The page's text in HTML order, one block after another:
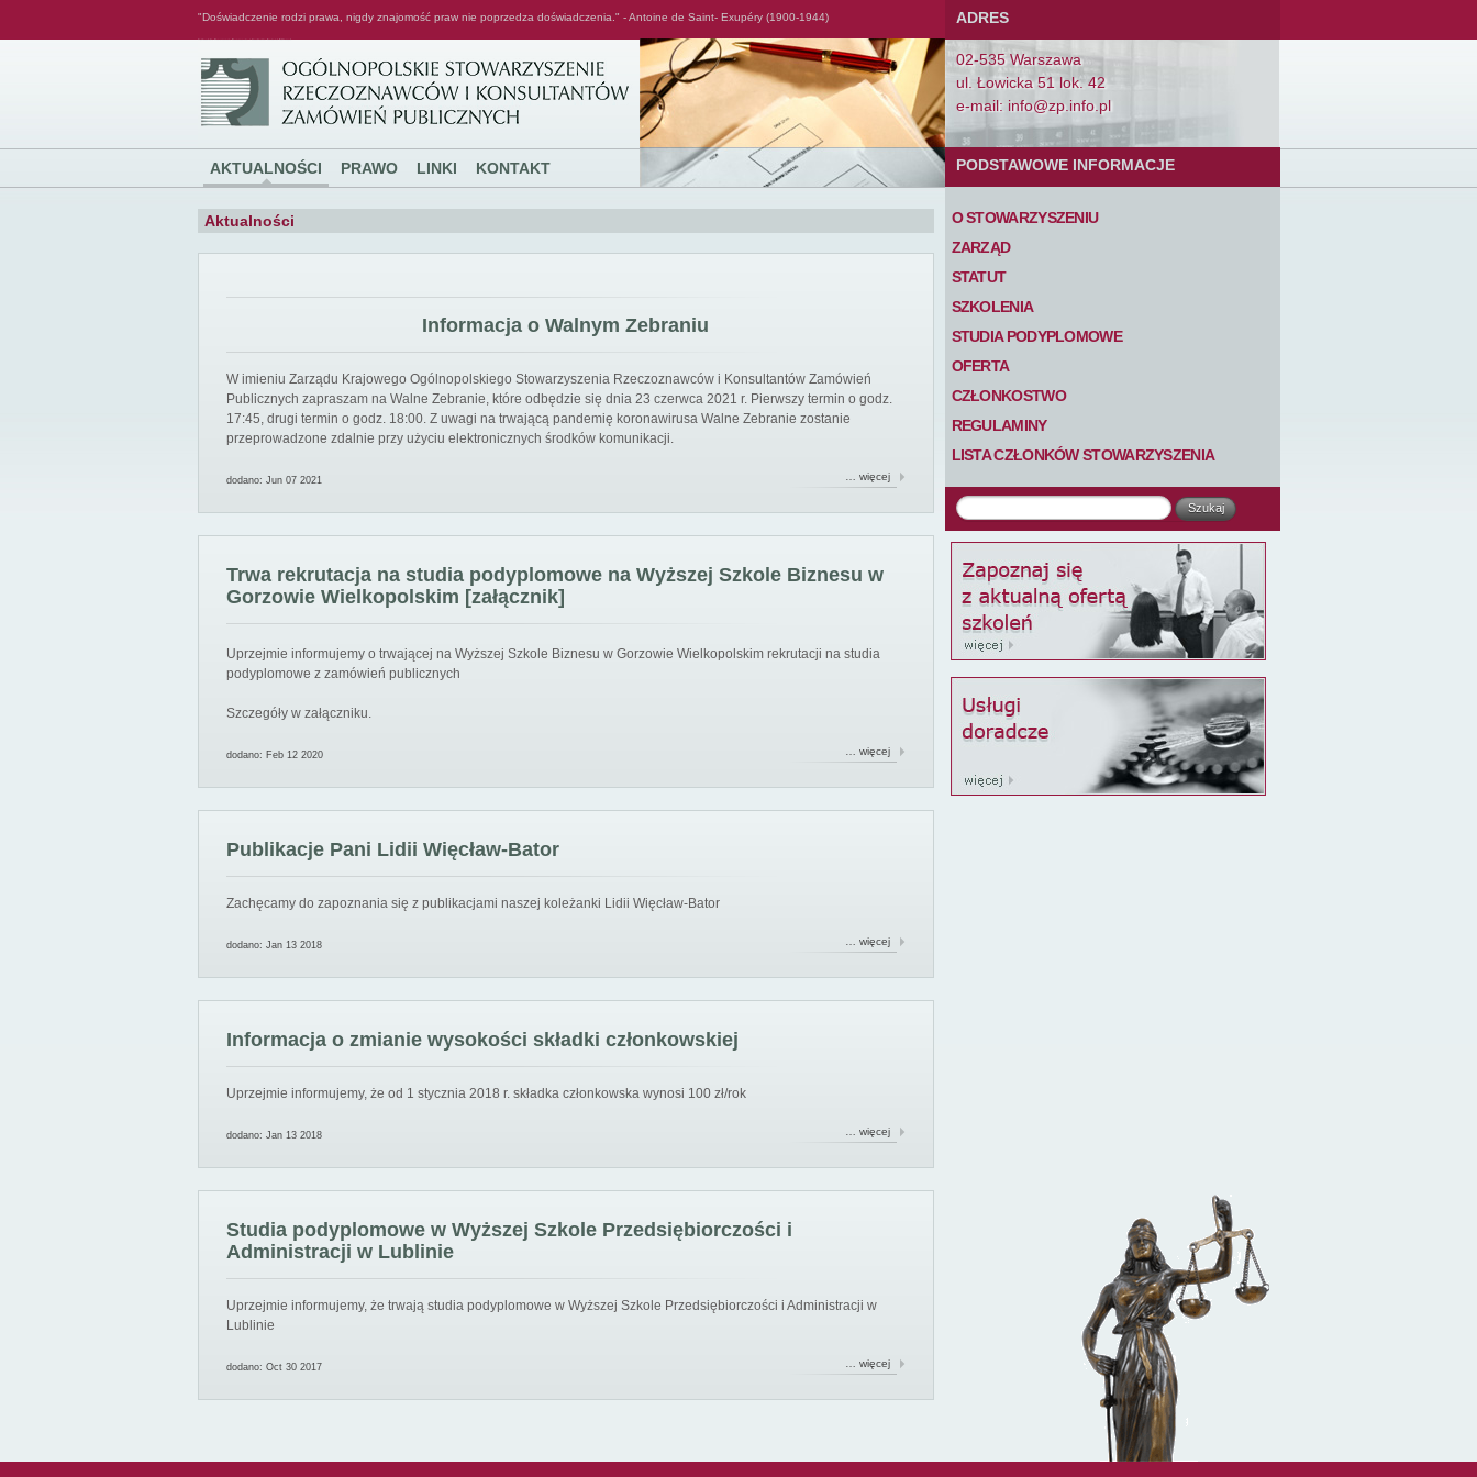
"Doświadczenie rodzi prawa, nigdy znajomość praw nie poprzedza doświadczenia." - Antoine de Saint- Exupéry (1900-1944)
AKTUALNOŚCI PRAWO LINKI KONTAKT
ADRES
02-535 Warszawa
ul. Łowicka 51 lok. 42
e-mail: info@zp.info.pl
PODSTAWOWE INFORMACJE
O STOWARZYSZENIU
ZARZĄD
STATUT
SZKOLENIA
STUDIA PODYPLOMOWE
OFERTA
CZŁONKOSTWO
REGULAMINY
LISTA CZŁONKÓW STOWARZYSZENIA
Aktualności
Informacja o Walnym Zebraniu
W imieniu Zarządu Krajowego Ogólnopolskiego Stowarzyszenia Rzeczoznawców i Konsultantów Zamówień
Publicznych zapraszam na Walne Zebranie, które odbędzie się dnia 23 czerwca 2021 r. Pierwszy termin o godz.
17:45, drugi termin o godz. 18:00. Z uwagi na trwającą pandemię koronawirusa Walne Zebranie zostanie
przeprowadzone zdalnie przy użyciu elektronicznych środków komunikacji.
dodano: Jun 07 2021 … więcej
Trwa rekrutacja na studia podyplomowe na Wyższej Szkole Biznesu w
Gorzowie Wielkopolskim [załącznik]
Uprzejmie informujemy o trwającej na Wyższej Szkole Biznesu w Gorzowie Wielkopolskim rekrutacji na studia
podyplomowe z zamówień publicznych
Szczegóły w załączniku.
dodano: Feb 12 2020 … więcej
Publikacje Pani Lidii Więcław-Bator
Zachęcamy do zapoznania się z publikacjami naszej koleżanki Lidii Więcław-Bator
dodano: Jan 13 2018 … więcej
Informacja o zmianie wysokości składki członkowskiej
Uprzejmie informujemy, że od 1 stycznia 2018 r. składka członkowska wynosi 100 zł/rok
dodano: Jan 13 2018 … więcej
Studia podyplomowe w Wyższej Szkole Przedsiębiorczości i
Administracji w Lublinie
Uprzejmie informujemy, że trwają studia podyplomowe w Wyższej Szkole Przedsiębiorczości i Administracji w
Lublinie
dodano: Oct 30 2017 … więcej